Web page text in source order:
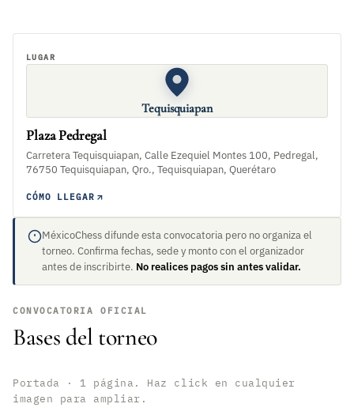
MéxicoChess difunde esta convocatoria pero no organiza el
torneo. Confirma fechas, sede y monto con el organizador
antes de inscribirte. No realices pagos sin antes validar.
CONVOCATORIA OFICIAL
Bases del torneo
Portada · 1 página. Haz click en cualquier
imagen para ampliar.
LUGAR
Tequisquiapan
Plaza Pedregal
Carretera Tequisquiapan, Calle Ezequiel Montes 100, Pedregal,
76750 Tequisquiapan, Qro., Tequisquiapan, Querétaro
CÓMO LLEGAR